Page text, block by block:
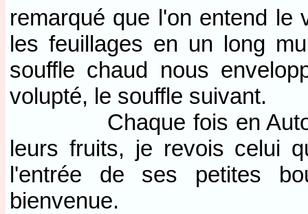
remarqué que l'on entend le
les feuillages en un long
souffle chaud nous
volupté, le souffle suivant.
Chaque fois en
leurs fruits, je revois celui
l'entrée de ses petites
bienvenue.